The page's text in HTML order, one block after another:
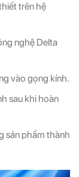
trên hệ
nghệ Delta
vào gọng kính.
sau khi hoàn
sản phẩm thành